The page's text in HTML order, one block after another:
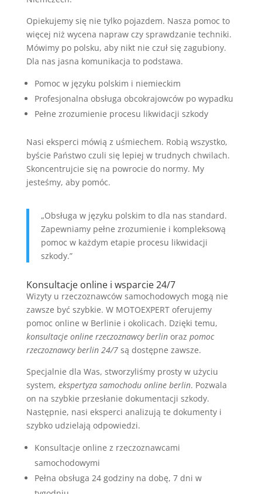
Opiekujemy się nie tylko pojazdem. Nasza pomoc to
więcej niż wycena napraw czy sprawdzanie techniki.
Mówimy po polsku, aby nikt nie czuł się zagubiony.
Dla nas jasna komunikacja to podstawa.
Pomoc w języku polskim i niemieckim
Profesjonalna obsługa obcokrajowców po wypadku
Pełne zrozumienie procesu likwidacji szkody
Nasi eksperci mówią z uśmiechem. Robią wszystko,
byście Państwo czuli się lepiej w trudnych chwilach.
Skoncentrujcie się na powrocie do normy. My
jesteśmy, aby pomóc.
„Obsługa w języku polskim to dla nas standard.
Zapewniamy pełne zrozumienie i kompleksową
pomoc w każdym etapie procesu likwidacji
szkody.”
Konsultacje online i wsparcie 24/7
Wizyty u rzeczoznawców samochodowych mogą nie
zawsze być szybkie. W MOTOEXPERT oferujemy
pomoc online w Berlinie i okolicach. Dzięki temu,
konsultacje online rzeczoznawcy berlinoraz pomoc
rzeczoznawcy berlin 24/7są dostępne zawsze.
Specjalnie dla Was, stworzyliśmy prosty w użyciu
system, ekspertyza samochodu online berlin. Pozwala
on na szybkie przesłanie dokumentacji szkody.
Następnie, nasi eksperci analizują te dokumenty i
szybko udzielają odpowiedzi.
Konsultacje online z rzeczoznawcami
samochodowymi
Pełna obsługa 24 godziny na dobę, 7 dni w